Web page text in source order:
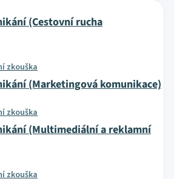
(Cestovní rucha
zkouška
(Marketingová komunikace)
zkouška
(Multimediální a reklamní
zkouška